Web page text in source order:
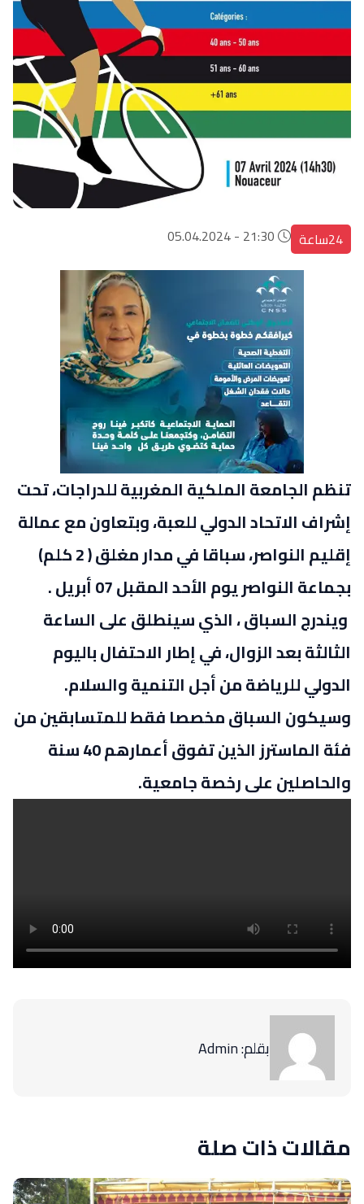
24ساعة
تنظم الجامعة الملكية المغربية للدراجات، تحت
إشراف الاتحاد الدولي للعبة، وبتعاون مع عمالة
إقليم النواصر، سباقا في مدار مغلق ( 2 كلم)
بجماعة النواصر يوم الأحد المقبل 07 أبريل .
ويندرج السباق ، الذي سينطلق على الساعة
الثالثة بعد الزوال، في إطار الاحتفال باليوم
الدولي للرياضة من أجل التنمية والسلام.
وسيكون السباق مخصصا فقط للمتسابقين من
فئة الماسترز الذين تفوق أعمارهم 40 سنة
والحاصلين على رخصة جامعية.
بقلم: Admin
مقالات ذات صلة